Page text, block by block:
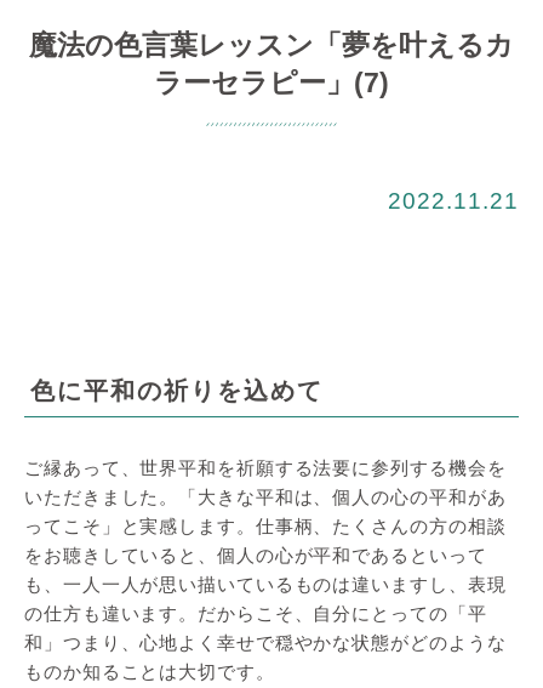
魔法の色言葉レッスン「夢を叶えるカ
ラーセラピー」(7)
2022.11.21
色に平和の祈りを込めて
ご縁あって、世界平和を祈願する法要に参列する機会を
いただきました。「大きな平和は、個人の心の平和があ
ってこそ」と実感します。仕事柄、たくさんの方の相談
をお聴きしていると、個人の心が平和であるといって
も、一人一人が思い描いているものは違いますし、表現
の仕方も違います。だからこそ、自分にとっての「平
和」つまり、心地よく幸せで穏やかな状態がどのような
ものか知ることは大切です。